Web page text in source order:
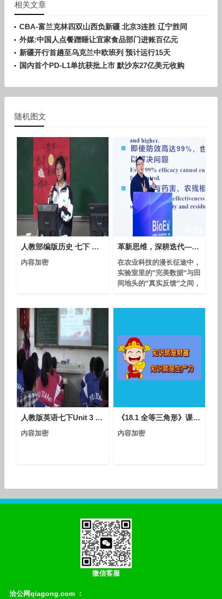
相关文章
CBA-富兰克林四双山西负新疆 北京3连胜 辽宁胜同
曦
外媒:中国人点餐蹭睡让宜家食品部门进账百亿元
新疆开行首趟至乌克兰中欧班列 预计运行15天
国内首个PD-L1单抗获批上市 默沙东27亿美元收购
随机图文
人教部编版历史 七下 第二十二课《中国传统节日的起源》课堂教学视频-刘桂玲
内容加密
革新思维，深耕迭代——生物杀线虫剂的破局与前行之路
在农业科技的漫长征途中，
实验室里的″完美数据″与田
间地头的″真实反馈″之间，
2026）上，慕恩生物农业
事业部高级市场总监段栌钦
分享了一个生物杀线虫剂产
品的迭代案例——从初代削
线®（伯克氏菌M928）到
品的优化复盘，更是一场关
于
人教版英语七下Unit 3 Section B（1a-2b）课堂视频实录（熊姗姗）
内容加密
《18.1 全等三角形》课堂教学实录-人教五四学制版初中数学七年级下册
内容加密
微信客服
洽公网qiagong.com ：